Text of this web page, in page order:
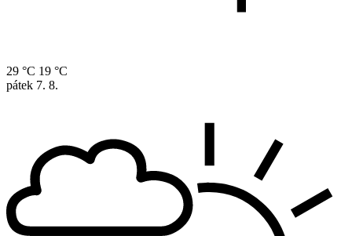
29 °C 19 °C
pátek 7. 8.